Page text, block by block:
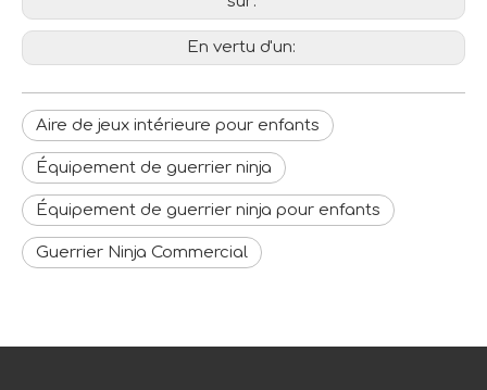
En vertu d'un:
Aire de jeux intérieure pour enfants
Équipement de guerrier ninja
Équipement de guerrier ninja pour enfants
Guerrier Ninja Commercial